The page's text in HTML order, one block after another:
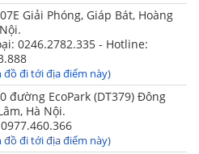
Giải Phóng, Giáp Bát, Hoàng
0246.2782.335 - Hotline:
đồ đi tới địa điểm này)
đường EcoPark (DT379) Đông
Hà Nội.
đồ đi tới địa điểm này)